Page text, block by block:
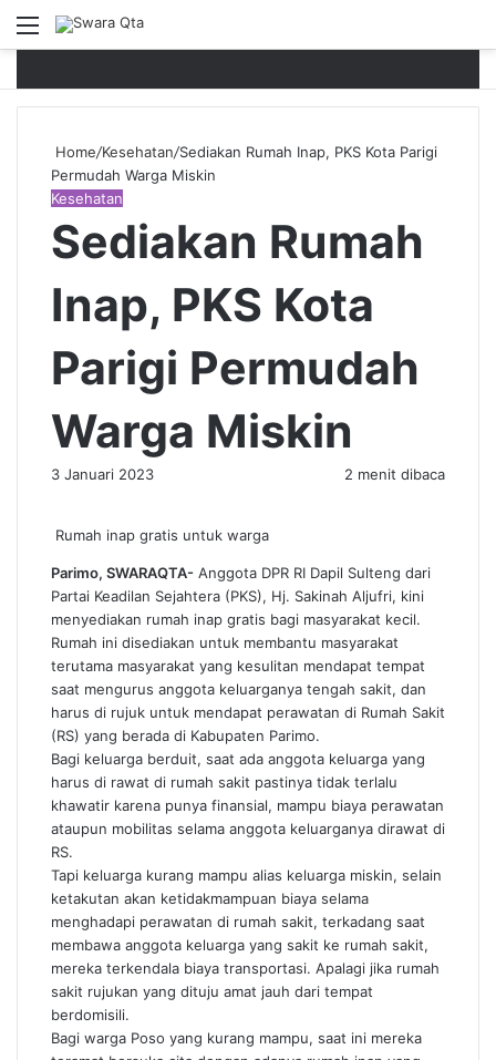
Menu
Home/Kesehatan/Sediakan Rumah Inap, PKS Kota Parigi
Permudah Warga Miskin
Kesehatan
Sediakan Rumah
Inap, PKS Kota
Parigi Permudah
Warga Miskin
3 Januari 2023 2 menit dibaca
Rumah inap gratis untuk warga
Parimo, SWARAQTA- Anggota DPR RI Dapil Sulteng dari
Partai Keadilan Sejahtera (PKS), Hj. Sakinah Aljufri, kini
menyediakan rumah inap gratis bagi masyarakat kecil.
Rumah ini disediakan untuk membantu masyarakat
terutama masyarakat yang kesulitan mendapat tempat
saat mengurus anggota keluarganya tengah sakit, dan
harus di rujuk untuk mendapat perawatan di Rumah Sakit
(RS) yang berada di Kabupaten Parimo.
Bagi keluarga berduit, saat ada anggota keluarga yang
harus di rawat di rumah sakit pastinya tidak terlalu
khawatir karena punya finansial, mampu biaya perawatan
ataupun mobilitas selama anggota keluarganya dirawat di
RS.
Tapi keluarga kurang mampu alias keluarga miskin, selain
ketakutan akan ketidakmampuan biaya selama
menghadapi perawatan di rumah sakit, terkadang saat
membawa anggota keluarga yang sakit ke rumah sakit,
mereka terkendala biaya transportasi. Apalagi jika rumah
sakit rujukan yang dituju amat jauh dari tempat
berdomisili.
Bagi warga Poso yang kurang mampu, saat ini mereka